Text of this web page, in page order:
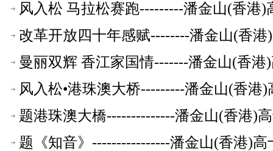
风入松 马拉松赛跑---------潘金山(香港
改革开放四十年感赋--------潘金山(香
曼丽双辉 香江家国情-------潘金山(香
风入松•港珠澳大桥---------潘金山(香港
题港珠澳大橋--------------潘金山(香港)
题《知音》----------------潘金山(香港)